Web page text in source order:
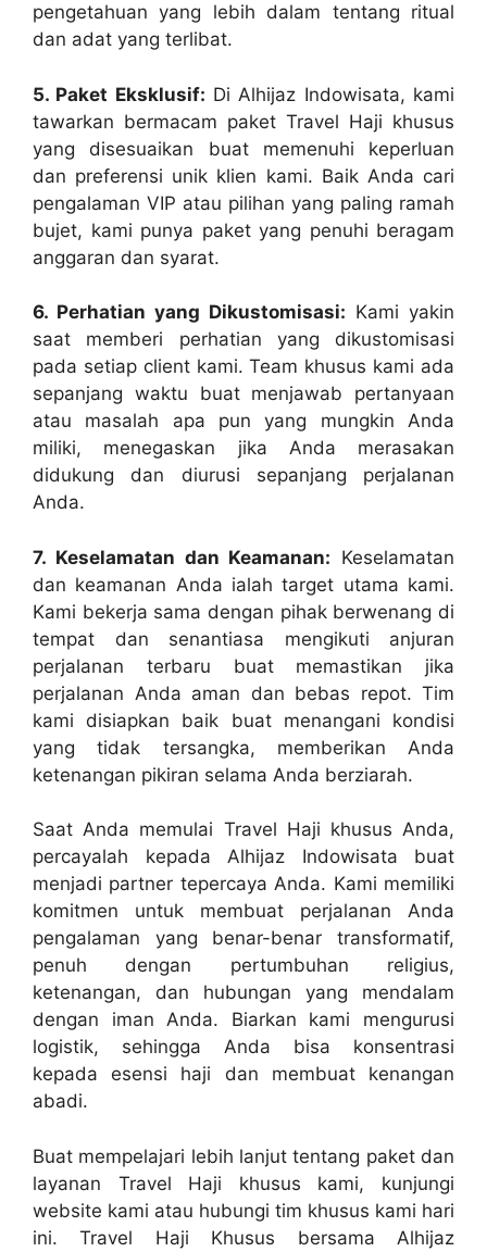
pengetahuan yang lebih dalam tentang ritual
dan adat yang terlibat.
5. Paket Eksklusif: Di Alhijaz Indowisata, kami
tawarkan bermacam paket Travel Haji khusus
yang disesuaikan buat memenuhi keperluan
dan preferensi unik klien kami. Baik Anda cari
pengalaman VIP atau pilihan yang paling ramah
bujet, kami punya paket yang penuhi beragam
anggaran dan syarat.
6. Perhatian yang Dikustomisasi: Kami yakin
saat memberi perhatian yang dikustomisasi
pada setiap client kami. Team khusus kami ada
sepanjang waktu buat menjawab pertanyaan
atau masalah apa pun yang mungkin Anda
miliki, menegaskan jika Anda merasakan
didukung dan diurusi sepanjang perjalanan
Anda.
7. Keselamatan dan Keamanan: Keselamatan
dan keamanan Anda ialah target utama kami.
Kami bekerja sama dengan pihak berwenang di
tempat dan senantiasa mengikuti anjuran
perjalanan terbaru buat memastikan jika
perjalanan Anda aman dan bebas repot. Tim
kami disiapkan baik buat menangani kondisi
yang tidak tersangka, memberikan Anda
ketenangan pikiran selama Anda berziarah.
Saat Anda memulai Travel Haji khusus Anda,
percayalah kepada Alhijaz Indowisata buat
menjadi partner tepercaya Anda. Kami memiliki
komitmen untuk membuat perjalanan Anda
pengalaman yang benar-benar transformatif,
penuh dengan pertumbuhan religius,
ketenangan, dan hubungan yang mendalam
dengan iman Anda. Biarkan kami mengurusi
logistik, sehingga Anda bisa konsentrasi
kepada esensi haji dan membuat kenangan
abadi.
Buat mempelajari lebih lanjut tentang paket dan
layanan Travel Haji khusus kami, kunjungi
website kami atau hubungi tim khusus kami hari
ini. Travel Haji Khusus bersama Alhijaz